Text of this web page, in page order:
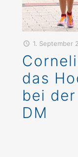
1. September
das
bei
DM